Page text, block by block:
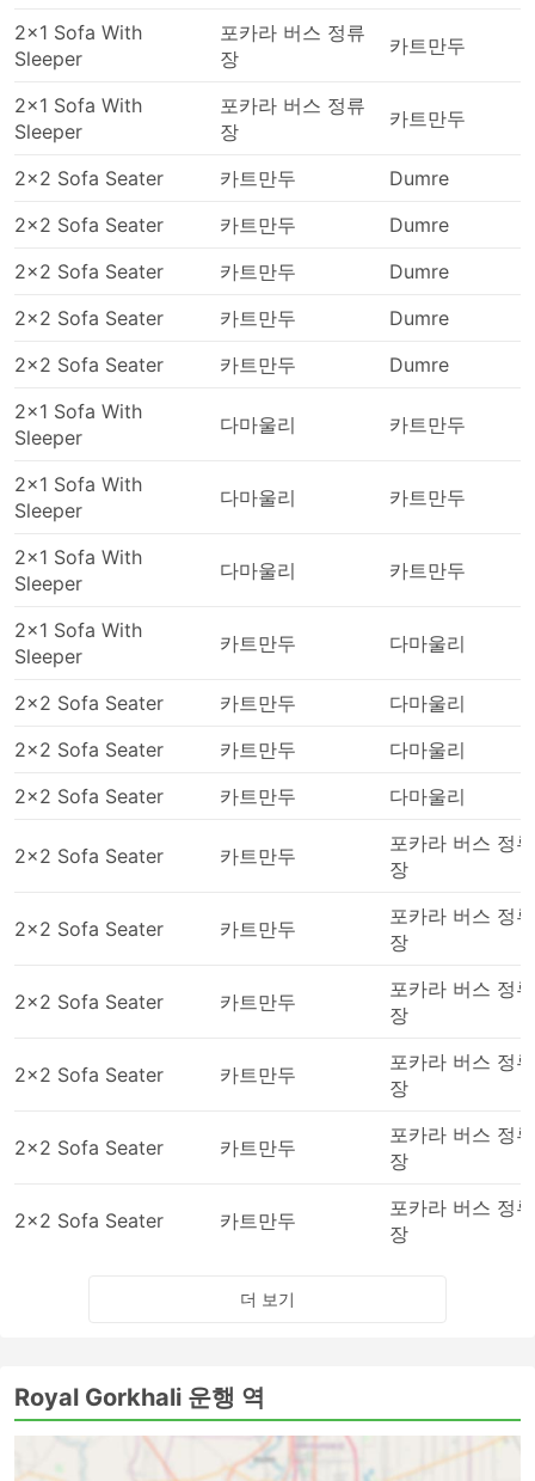
해 가격이 높아질 수 있습니다. 출퇴근 시간에 여행하
는 경우, 특히 출발 지점의 교통 상황에 익숙하지 않은
버스는 기차나 비행기보다 더 자주 일정 시간과 맞지
않는 교통수단일수 있습니다. 버스 여행은 가끔 예측
할 수 없는 사고, 도로 공사, 우회 등 도로 상황을 맞이
할 수 있습니다. 주말, 성수기 또는 공휴일 여행의 경우
특히 그렇습니다. 이 점을 명심하고 연결 교통편 시간
특정 노선 또는 가장 인기 있는 기간에 여행하려면 사
서 다음 버스를 타는 것이 항상 가능한 것은 아니라는
점을 염두에 두세요. 티켓이 모두 매진될 수 있으므로
그에 따라 여행을 계획하세요.
2x1 Sofa With
Sleeper
포카라 버스 정류
장
카트만두
2x1 Sofa With
Sleeper
포카라 버스 정류
장
카트만두
2x2 Sofa Seater 카트만두
Dumre
2x2 Sofa Seater
카트만두
Dumre
2x2 Sofa Seater
카트만두
Dumre
2x2 Sofa Seater
카트만두
Dumre
2x2 Sofa Seater
카트만두
Dumre
2x1 Sofa With
Sleeper
다마울리 카트만두
2x1 Sofa With
Sleeper
다마울리 카트만두
2x1 Sofa With
Sleeper
다마울리 카트만두
2x1 Sofa With
Sleeper
카트만두 다마울리
2x2 Sofa Seater 카트만두
다마울리
2x2 Sofa Seater
카트만두
다마울리
2x2 Sofa Seater
카트만두 다마울리
2x2 Sofa Seater 카트만두
포카라 버스 정류
장
2x2 Sofa Seater 카트만두
포카라 버스 정류
장
2x2 Sofa Seater 카트만두
포카라 버스 정류
장
2x2 Sofa Seater 카트만두
포카라 버스 정류
장
2x2 Sofa Seater 카트만두
포카라 버스 정류
장
2x2 Sofa Seater 카트만두
포카라 버스 정류
장
더 보기
Royal Gorkhali 운행 역